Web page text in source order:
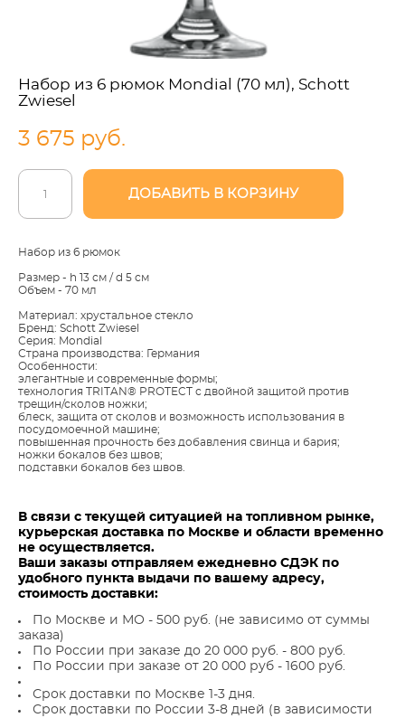
Набор из 6 рюмок Mondial (70 мл), Schott
Zwiesel
3 675 pуб.
ДОБАВИТЬ В КОРЗИНУ
Набор из 6 рюмок
Размер - h 13 см / d 5 см
Объем - 70 мл
Материал: хрустальное стекло
Бренд: Schott Zwiesel
Серия: Mondial
Страна производства: Германия
Особенности:
элегантные и современные формы;
технология TRITAN® PROTECT с двойной защитой против
трещин/сколов ножки;
блеск, защита от сколов и возможность использования в
посудомоечной машине;
повышенная прочность без добавления свинца и бария;
ножки бокалов без швов;
подставки бокалов без швов.
В связи с текущей ситуацией на топливном рынке,
курьерская доставка по Москве и области временно
не осуществляется.
Ваши заказы отправляем ежедневно СДЭК по
удобного пункта выдачи по вашему адресу,
стоимость доставки:
По Москве и МО - 500 руб. (не зависимо от суммы
заказа)
По России при заказе до 20 000 руб. - 800 руб.
По России при заказе от 20 000 руб - 1600 руб.
Срок доставки по Москве 1-3 дня.
Срок доставки по России 3-8 дней (в зависимости